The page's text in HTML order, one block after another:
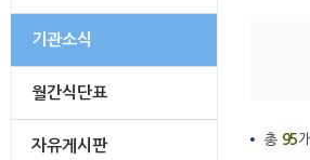
기관소식
월간식단표
자유게시판 총 95